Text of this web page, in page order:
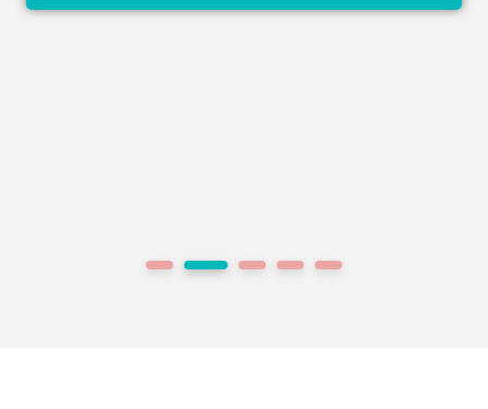
1 2 3 4 5